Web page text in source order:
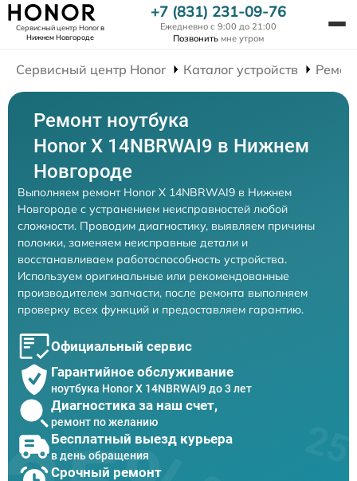
Сервисный центр Honorв
Нижнем Новгороде
+7 (831) 231-09-76
Ежедневно с 9:00 до 21:00
Позвонить мне утром
Сервисный центр Honor Каталог устройств
Ремонт ноутбука
Honor X 14NBRWAI9 в Нижнем
Новгороде
Выполняем ремонт Honor X 14NBRWAI9 в Нижнем
Новгороде с устранением неисправностей любой
сложности. Проводим диагностику, выявляем причины
поломки, заменяем неисправные детали и
восстанавливаем работоспособность устройства.
Используем оригинальные или рекомендованные
производителем запчасти, после ремонта выполняем
проверку всех функций и предоставляем гарантию.
Официальный сервис
Гарантийное обслуживание
ноутбука Honor X 14NBRWAI9 до 3 лет
Диагностика за наш счет,
ремонт по желанию
Бесплатный выезд курьера
в день обращения
Срочный ремонт